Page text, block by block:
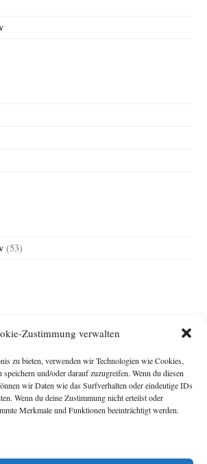
Zustimmung verwalten
zu bieten, verwenden wir Technologien wie Cookies,
und/oder darauf zuzugreifen. Wenn du diesen
wir Daten wie das Surfverhalten oder eindeutige IDs
Wenn du deine Zustimmung nicht erteilst oder
Merkmale und Funktionen beeinträchtigt werden.
(53)
Impressum
Michael Baden,
Diese Webseite stellt